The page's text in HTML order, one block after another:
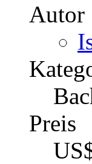
Autor
Preis